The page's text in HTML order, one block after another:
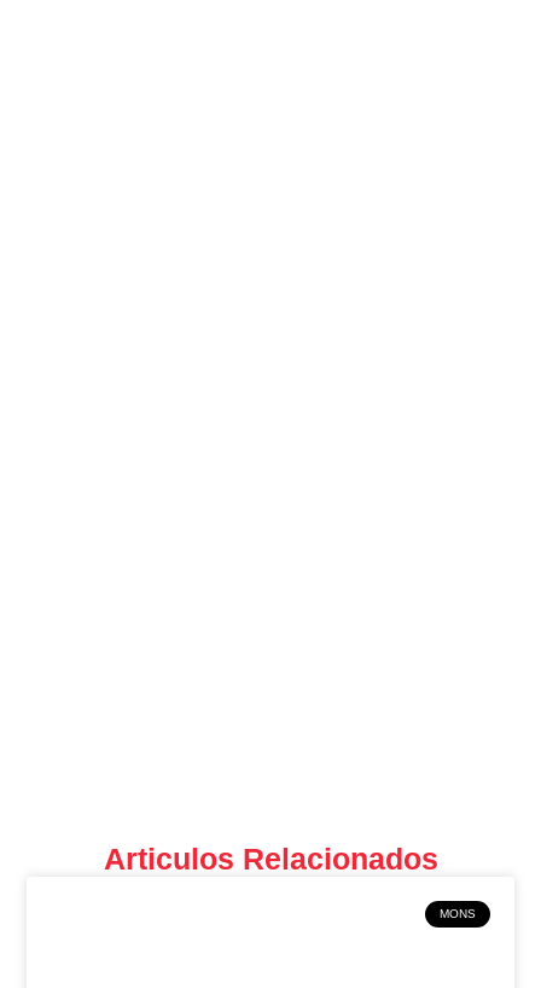
Articulos Relacionados
MONS